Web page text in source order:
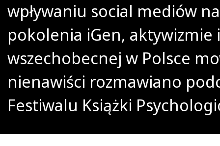
wpływaniu social mediów
pokolenia iGen, aktywizmie i
wszechobecnej w Polsce
nienawiści rozmawiano
Festiwalu Książki